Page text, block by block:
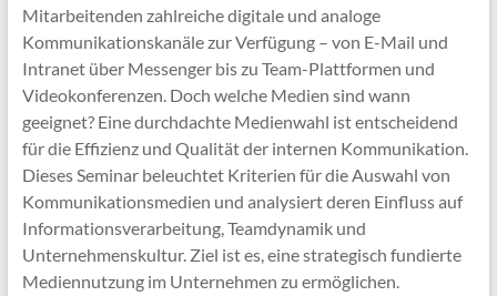
Mitarbeitenden zahlreiche digitale und analoge
Kommunikationskanäle zur Verfügung – von E-Mail und
Intranet über Messenger bis zu Team-Plattformen und
Videokonferenzen. Doch welche Medien sind wann
geeignet? Eine durchdachte Medienwahl ist entscheidend
für die Effizienz und Qualität der internen Kommunikation.
Dieses Seminar beleuchtet Kriterien für die Auswahl von
Kommunikationsmedien und analysiert deren Einfluss auf
Informationsverarbeitung, Teamdynamik und
Unternehmenskultur. Ziel ist es, eine strategisch fundierte
Mediennutzung im Unternehmen zu ermöglichen.